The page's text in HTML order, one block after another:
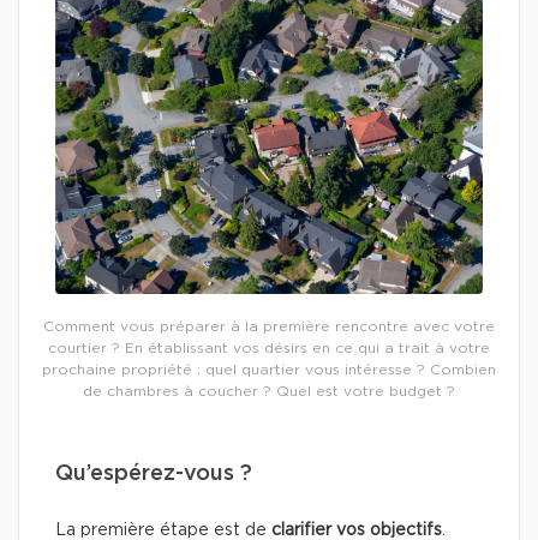
Comment vous préparer à la première rencontre avec votre
courtier ? En établissant vos désirs en ce qui a trait à votre
prochaine propriété : quel quartier vous intéresse ? Combien
de chambres à coucher ? Quel est votre budget ?
Qu’espérez-vous ?
La première étape est de clarifier vos objectifs